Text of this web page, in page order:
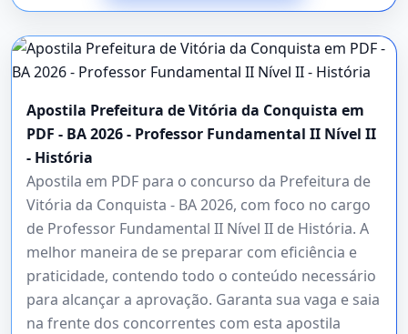
Apostila Prefeitura de Vitória da Conquista em
PDF - BA 2026 - Professor Fundamental II Nível II
- História
Apostila em PDF para o concurso da Prefeitura de
Vitória da Conquista - BA 2026, com foco no cargo
de Professor Fundamental II Nível II de História. A
melhor maneira de se preparar com eficiência e
praticidade, contendo todo o conteúdo necessário
para alcançar a aprovação. Garanta sua vaga e saia
na frente dos concorrentes com esta apostila